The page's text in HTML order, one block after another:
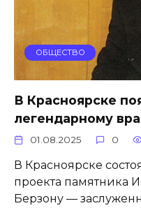
ОБЩЕСТВО
В Красноярске
легендарному
01.08.2025 0
В Красноярске
проекта памятника
Берзону —